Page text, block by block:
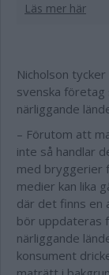
Läs mer här
Nicholson
svenska
närliggande
– Förutom att
inte så handlar
med bryggerier
medier kan lika
där det finns en
bör uppdateras
närliggande
konsument